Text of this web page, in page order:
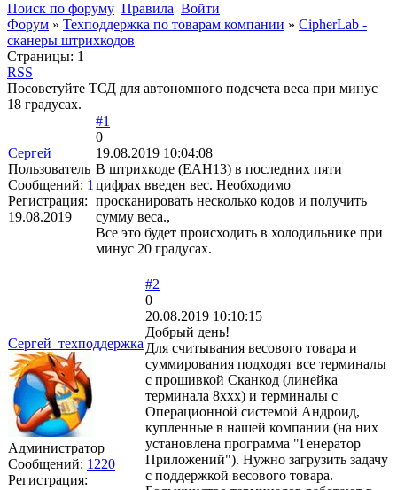
Поиск по форуму Правила Войти
Форум » Техподдержка по товарам компании » CipherLab -
сканеры штрихкодов
Страницы: 1
RSS
Посоветуйте ТСД для автономного подсчета веса при минус
18 градусах.
Сергей
Пользователь
Сообщений: 1
Регистрация:
19.08.2019
#1
0
19.08.2019 10:04:08
В штрихкоде (ЕАН13) в последних пяти
цифрах введен вес. Необходимо
просканировать несколько кодов и получить
сумму веса.,
Все это будет происходить в холодильнике при
минус 20 градусах.
Сергей_техподдержка
Администратор
Сообщений: 1220
Регистрация:
#2
0
20.08.2019 10:10:15
Добрый день!
Для считывания весового товара и
суммирования подходят все терминалы
с прошивкой Сканкод (линейка
терминала 8ххх) и терминалы с
Операционной системой Андроид,
купленные в нашей компании (на них
установлена программа "Генератор
Приложений"). Нужно загрузить задачу
с поддержкой весового товара.